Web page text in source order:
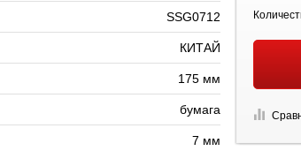
SSG0712
КИТАЙ
175 мм
бумага
7 мм